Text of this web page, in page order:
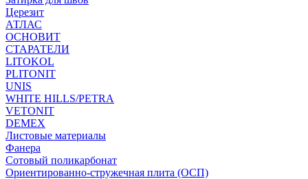
Церезит
АТЛАС
ОСНОВИТ
СТАРАТЕЛИ
LITOKOL
PLITONIT
UNIS
WHITE HILLS/PETRA
VETONIT
DEMEX
Листовые материалы
Фанера
Сотовый поликарбонат
Ориентированно-стружечная плита (ОСП)